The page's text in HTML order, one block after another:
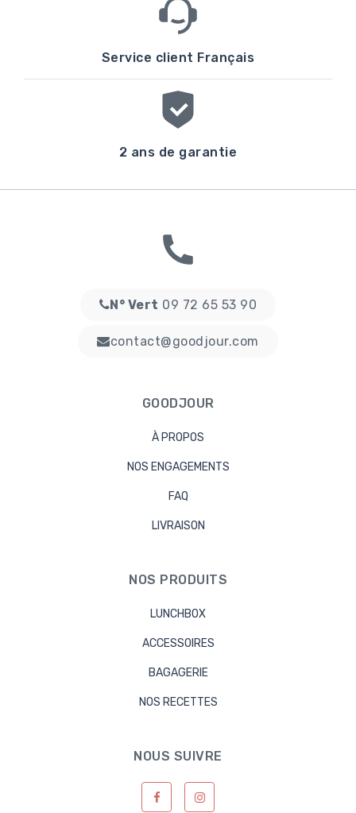
Service client Français
2 ans de garantie
N° Vert 09 72 65 53 90
contact@goodjour.com
GOODJOUR
À PROPOS
NOS ENGAGEMENTS
FAQ
LIVRAISON
NOS PRODUITS
LUNCHBOX
ACCESSOIRES
BAGAGERIE
NOS RECETTES
NOUS SUIVRE